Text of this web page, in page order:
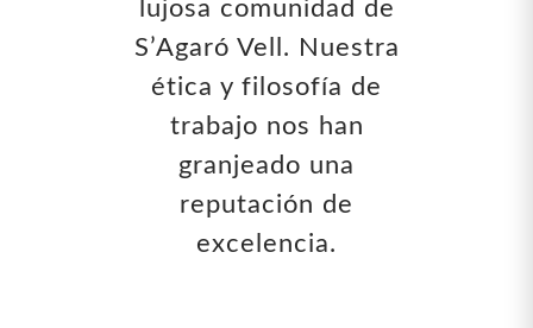
lujosa comunidad de
S’Agaró Vell. Nuestra
ética y filosofía de
trabajo nos han
granjeado una
reputación de
excelencia.